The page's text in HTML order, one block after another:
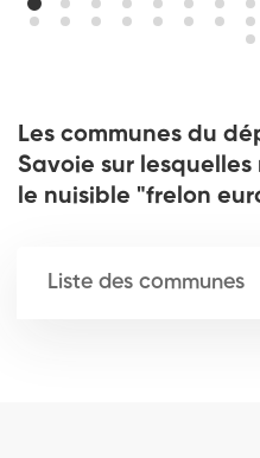
Les communes du
Savoie sur
le nuisible "frelon
Liste des communes